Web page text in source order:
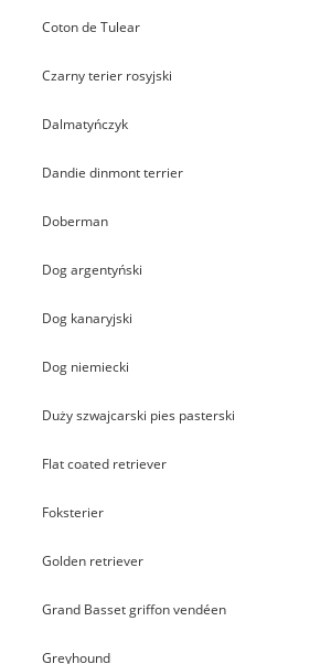
Coton de Tulear
Czarny terier rosyjski
Dalmatyńczyk
Dandie dinmont terrier
Doberman
Dog argentyński
Dog kanaryjski
Dog niemiecki
Duży szwajcarski pies pasterski
Flat coated retriever
Foksterier
Golden retriever
Grand Basset griffon vendéen
Greyhound